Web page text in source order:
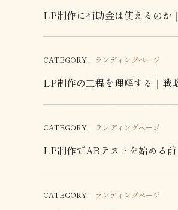
LP制作に補助金は使えるのか
CATEGORY: ランディングページ
LP制作の工程を理解する｜戦
CATEGORY: ランディングページ
LP制作でABテストを始める
CATEGORY: ランディングページ